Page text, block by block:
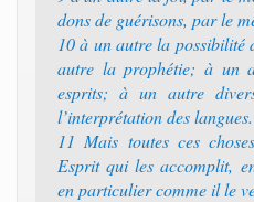
dons de guérisons, par le
10 à un autre la possibilité
autre la prophétie; à un
esprits; à un autre
l’interprétation des langues.
11 Mais toutes ces
Esprit qui les accomplit,
en particulier comme il le